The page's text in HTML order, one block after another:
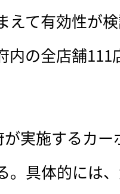
えて有効性が
内の全店舗
実施するカ
。具体的には